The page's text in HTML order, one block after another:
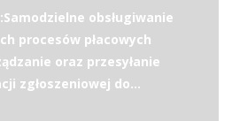
obsługiwanie
procesów płacowych
oraz przesyłanie
zgłoszeniowej do...